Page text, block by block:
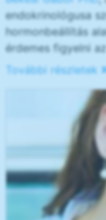
endokrinológusa
hormonbeállítás
érdemes figyelni
További részletek